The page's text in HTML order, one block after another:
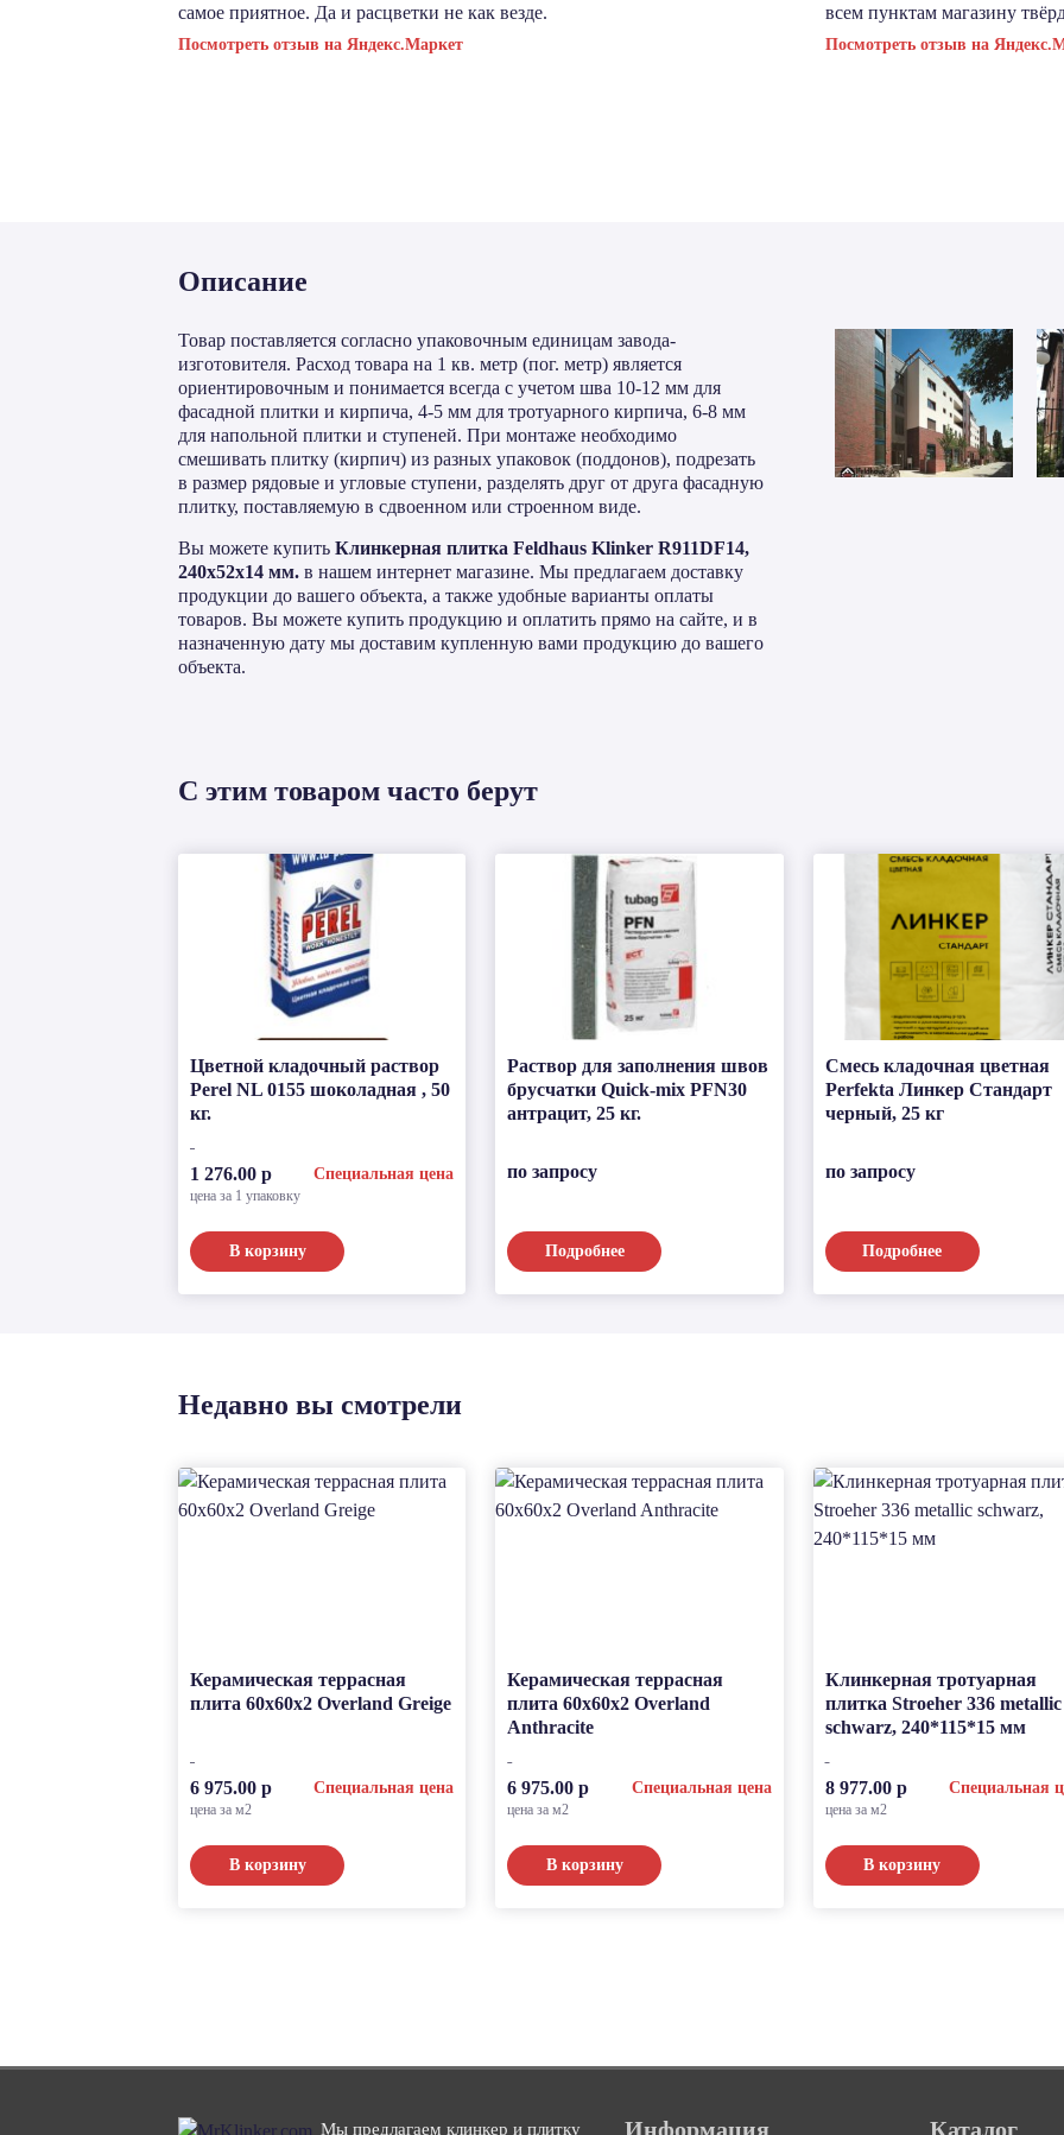
самое приятное. Да и расцветки не как везде.
Посмотреть отзыв на Яндекс.Маркет
всем пунктам магазину
Посмотреть отзыв на
Описание
Товар поставляется согласно упаковочным единицам завода-
изготовителя. Расход товара на 1 кв. метр (пог. метр) является
ориентировочным и понимается всегда с учетом шва 10-12 мм для
фасадной плитки и кирпича, 4-5 мм для тротуарного кирпича, 6-8 мм
для напольной плитки и ступеней. При монтаже необходимо
смешивать плитку (кирпич) из разных упаковок (поддонов), подрезать
в размер рядовые и угловые ступени, разделять друг от друга фасадную
плитку, поставляемую в сдвоенном или строенном виде.
Вы можете купить Клинкерная плитка Feldhaus Klinker R911DF14,
240x52x14 мм. в нашем интернет магазине. Мы предлагаем доставку
продукции до вашего объекта, а также удобные варианты оплаты
товаров. Вы можете купить продукцию и оплатить прямо на сайте, и в
назначенную дату мы доставим купленную вами продукцию до вашего
объекта.
С этим товаром часто берут
Цветной кладочный раствор
Perel NL 0155 шоколадная , 50
кг.
1 276.00 р Специальная цена
цена за 1 упаковку
В корзину
Раствор для заполнения швов
брусчатки Quick-mix PFN30
антрацит, 25 кг.
по запросу
Подробнее
Смесь кладочная цветная
Perfekta Линкер Стандарт
черный, 25 кг
по запросу
Подробнее
Недавно вы смотрели
Керамическая террасная
плита 60x60x2 Overland Greige
6 975.00 р Специальная цена
цена за м2
В корзину
Керамическая террасная
плита 60x60x2 Overland
Anthracite
6 975.00 р Специальная цена
цена за м2
В корзину
Клинкерная тротуарная
плитка Stroeher 336 metallic
schwarz, 240*115*15 мм
8 977.00 р Специальная
цена за м2
В корзину
Мы предлагаем клинкер и плитку Информация Каталог